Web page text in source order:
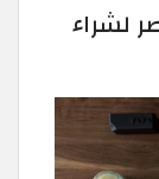
لشراء